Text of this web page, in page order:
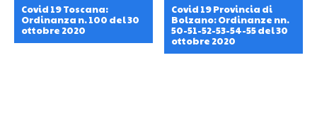
Covid 19 Toscana:
Ordinanza n. 100 del 30
ottobre 2020
Covid 19 Provincia di
Bolzano: Ordinanze nn.
50-51-52-53-54-55 del 30
ottobre 2020